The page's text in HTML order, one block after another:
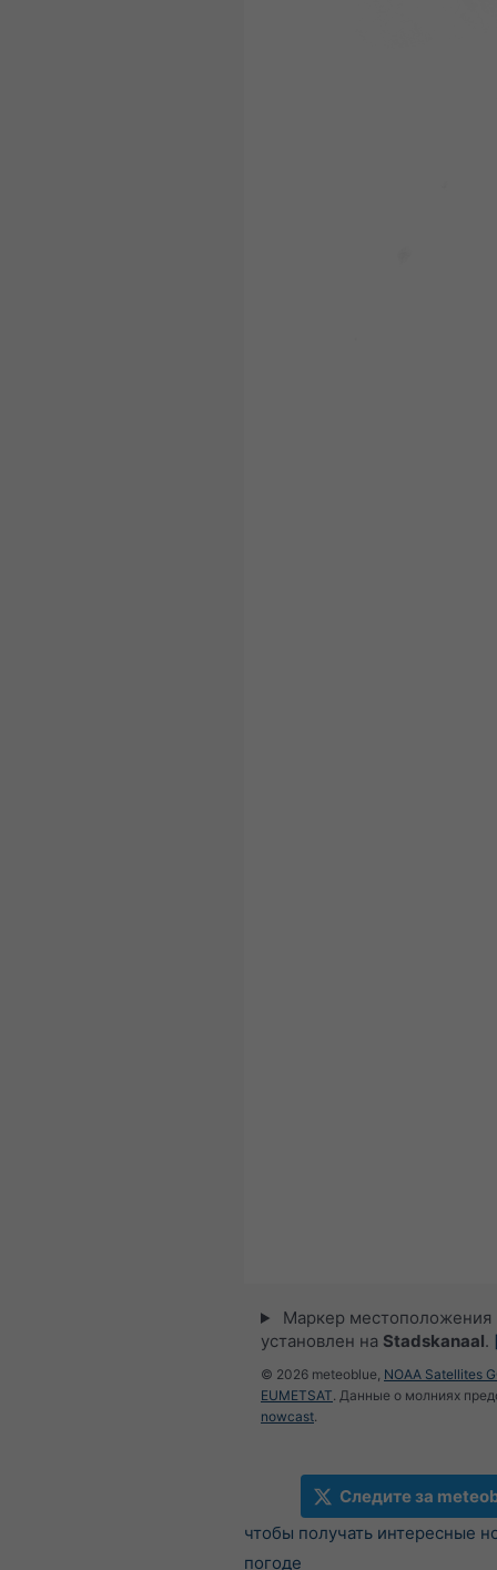
Маркер местоположения
установлен на Stadskanaal.
© 2026 meteoblue, NOAA Satellites
EUMETSAT. Данные о молниях
nowcast.
Следите за
чтобы получать интересные
погоде